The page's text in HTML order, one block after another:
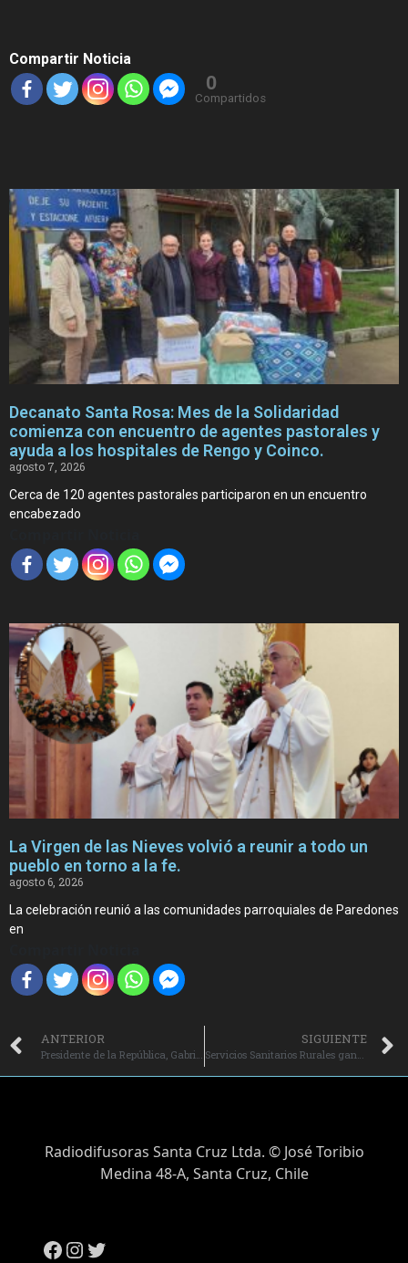
Compartir Noticia
0
Compartidos
Decanato Santa Rosa: Mes de la Solidaridad
comienza con encuentro de agentes pastorales y
ayuda a los hospitales de Rengo y Coinco.
agosto 7, 2026
Cerca de 120 agentes pastorales participaron en un encuentro
encabezado
La Virgen de las Nieves volvió a reunir a todo un
pueblo en torno a la fe.
agosto 6, 2026
La celebración reunió a las comunidades parroquiales de Paredones
en
ANTERIOR
Presidente de la República, Gabriel Boric Font, se reúne con el Primer Ministro de India, Narendra Modi y encabeza ceremonia en homenaje a Mahatma Gandhi.
SIGUIENTE
Servicios Sanitarios Rurales ganadores del programa “Impulsa Agua” de Agrosuper reciben análisis técnico para asegurar su correcta operación.
Radiodifusoras Santa Cruz Ltda. © José Toribio
Medina 48-A, Santa Cruz, Chile